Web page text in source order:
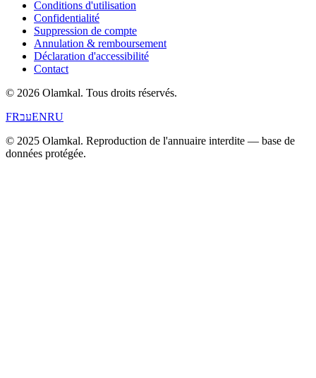
Conditions d'utilisation
Confidentialité
Suppression de compte
Annulation & remboursement
Déclaration d'accessibilité
Contact
© 2026 Olamkal. Tous droits réservés.
FRעבENRU
© 2025 Olamkal. Reproduction de l'annuaire interdite — base de
données protégée.